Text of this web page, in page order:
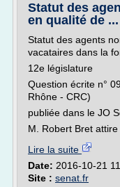
Statut des
en qualité de ...
Statut des agents
vacataires dans la
12e législature
Question écrite n°
Rhône - CRC)
publiée dans le JO
M. Robert Bret attire
Lire la suite
Date: 2016-10-21
Site : senat.fr